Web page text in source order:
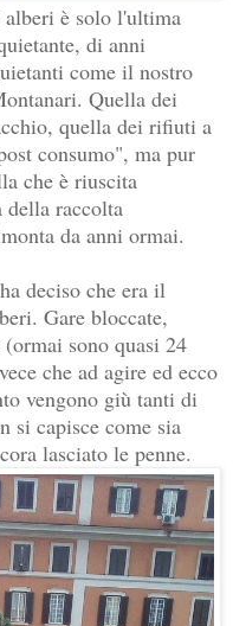
è solo l'ultima
di anni
come il nostro
Quella dei
quella dei rifiuti a
consumo", ma pur
che è riuscita
raccolta
da anni ormai.
deciso che era il
Gare bloccate,
sono quasi 24
che ad agire ed ecco
vengono giù tanti di
si capisce come sia
lasciato le penne.